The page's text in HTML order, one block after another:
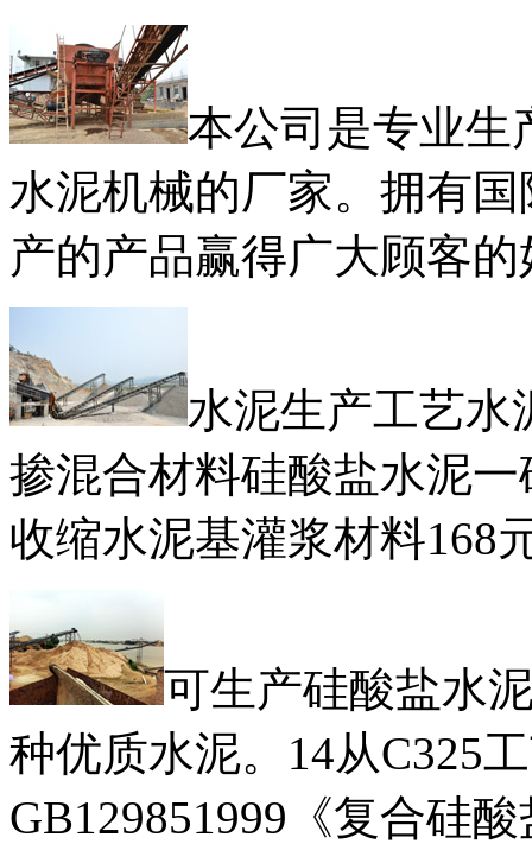
本公司是专业生
水泥机械的厂家。拥有
产的产品赢得广大顾客
水泥生产工艺水
掺混合材料硅酸盐水泥
收缩水泥基灌浆材料168
可生产硅酸盐水
种优质水泥。14从C325
GB129851999《复合硅